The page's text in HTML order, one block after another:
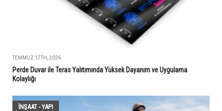
TEMMUZ 17TH, 2026
Perde Duvar ile Teras Yalıtımında Yüksek Dayanım ve Uygulama
Kolaylığı
İNŞAAT - YAPI